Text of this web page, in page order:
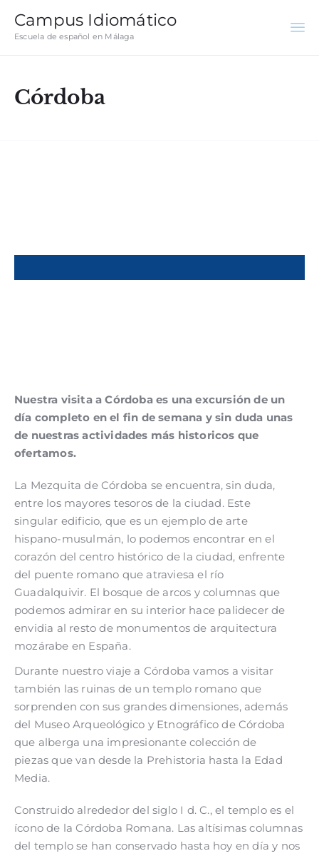
Campus Idiomático
Escuela de español en Málaga
Córdoba
Nuestra visita a Córdoba es una excursión de un
día completo en el fin de semana y sin duda unas
de nuestras actividades más historicos que
ofertamos.
La Mezquita de Córdoba se encuentra, sin duda,
entre los mayores tesoros de la ciudad. Este
singular edificio, que es un ejemplo de arte
hispano-musulmán, lo podemos encontrar en el
corazón del centro histórico de la ciudad, enfrente
del puente romano que atraviesa el río
Guadalquivir. El bosque de arcos y columnas que
podemos admirar en su interior hace palidecer de
envidia al resto de monumentos de arquitectura
mozárabe en España.
Durante nuestro viaje a Córdoba vamos a visitar
también las ruinas de un templo romano que
sorprenden con sus grandes dimensiones, además
del Museo Arqueológico y Etnográfico de Córdoba
que alberga una impresionante colección de
piezas que van desde la Prehistoria hasta la Edad
Media.
Construido alrededor del siglo I d. C., el templo es el
ícono de la Córdoba Romana. Las altísimas columnas
del templo se han conservado hasta hoy en día y nos